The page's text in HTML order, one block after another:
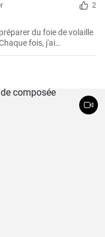
2
du foie de volaille
fois, j'ai
je parvienne à cette